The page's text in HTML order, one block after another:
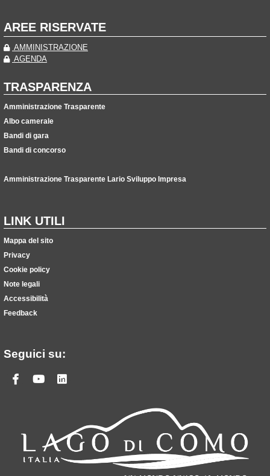
AREE RISERVATE
AMMINISTRAZIONE
AGENDA
TRASPARENZA
Amministrazione Trasparente
Albo camerale
Bandi di gara
Bandi di concorso
Amministrazione Trasparente Lario Sviluppo Impresa
LINK UTILI
Mappa del sito
Privacy
Cookie policy
Note legali
Accessibilità
Feedback
Seguici su:
Facebook
Youtube